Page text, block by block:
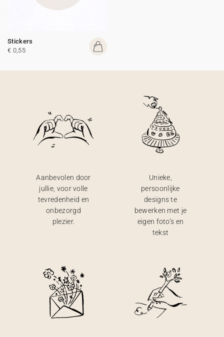
Stickers
€ 0,55
Aanbevolen door
jullie, voor volle
tevredenheid en
onbezorgd
plezier.
Unieke,
persoonlijke
designs te
bewerken met je
eigen foto’s en
tekst